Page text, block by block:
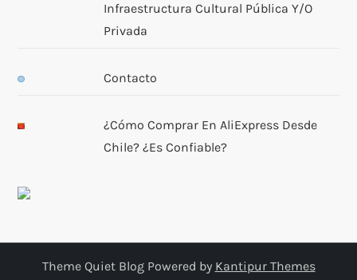
Infraestructura Cultural Pública Y/o
Privada
Contacto
¿Cómo Comprar En AliExpress Desde
Chile? ¿Es Confiable?
Theme Quiet Blog Powered by Kantipur Themes